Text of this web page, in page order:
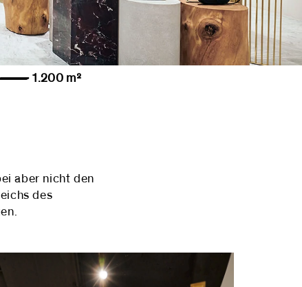
— 1.200 m²
aber nicht den
des